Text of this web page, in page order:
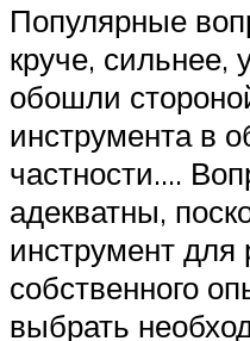
Популярные
круче, сильнее,
обошли
инструмента в
частности….
адекватны,
инструмент
собственного
выбрать